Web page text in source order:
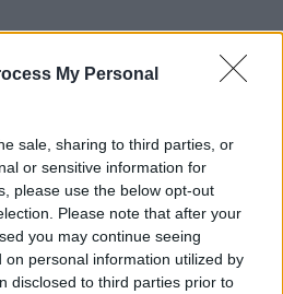
My Personal
sale, sharing to third parties, or
or sensitive information for
please use the below opt-out
Please note that after your
you may continue seeing
on personal information utilized by
disclosed to third parties prior to
2025
«Λέω τη δική μου
11/2025